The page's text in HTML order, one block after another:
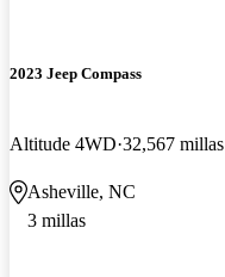
2023 Jeep Compass
Altitude 4WD 32,567 millas
Asheville, NC
3 millas